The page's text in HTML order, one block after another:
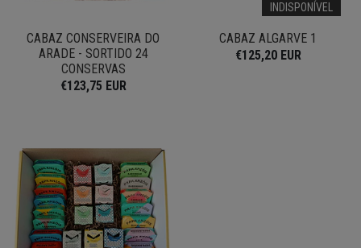
CABAZ CONSERVEIRA DO
ARADE - SORTIDO 24
CONSERVAS
€123,75 EUR
INDISPONÍVEL
CABAZ ALGARVE 1
€125,20 EUR